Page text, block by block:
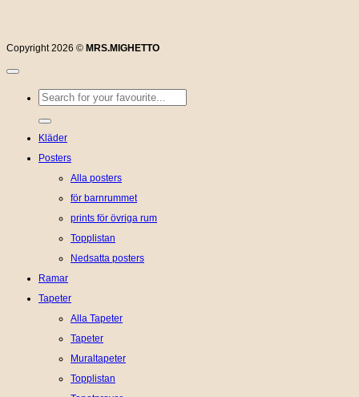
Copyright 2026 © MRS.MIGHETTO
Sök
efter:
Kläder
Posters
Alla posters
för barnrummet
prints för övriga rum
Topplistan
Nedsatta posters
Ramar
Tapeter
Alla Tapeter
Tapeter
Muraltapeter
Topplistan